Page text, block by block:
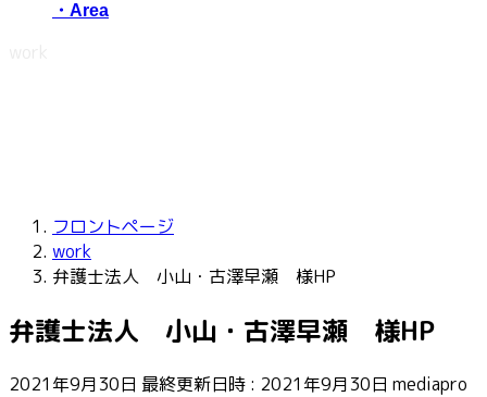
・Area
フロントページ
work
弁護士法人 小山・古澤早瀬 様HP
弁護士法人 小山・古澤早瀬 様HP
2021年9月30日 最終更新日時 : 2021年9月30日 mediapro